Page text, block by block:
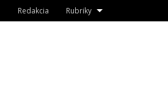
Redakcia Rubriky